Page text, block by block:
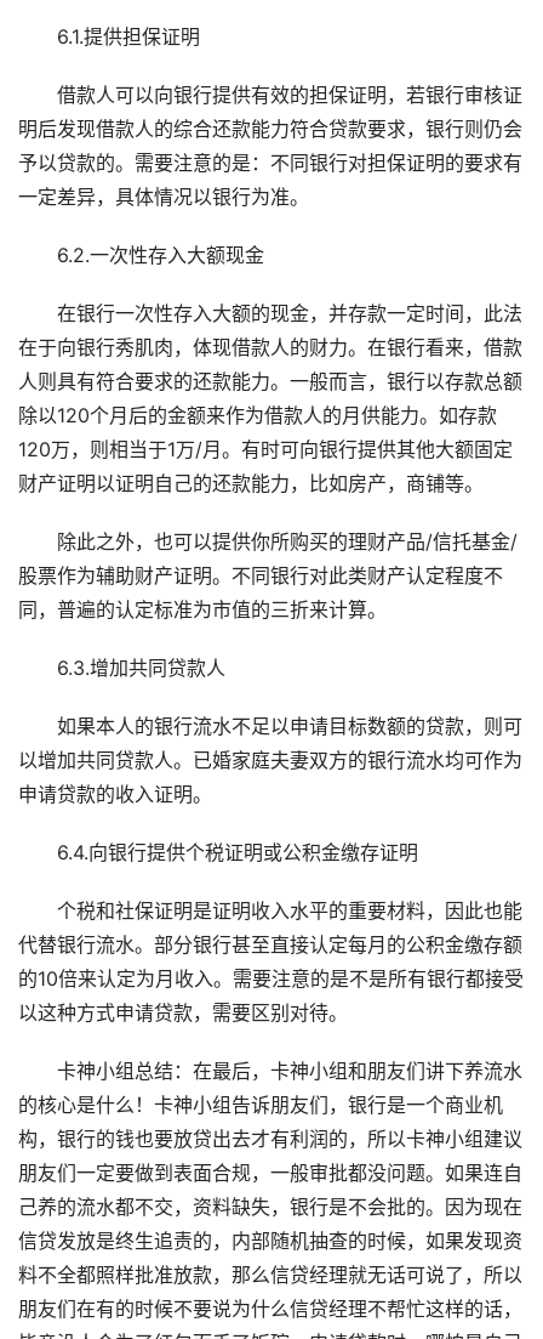
6.1.提供担保证明
借款人可以向银行提供有效的担保证明，若银行审核证
明后发现借款人的综合还款能力符合贷款要求，银行则仍会
予以贷款的。需要注意的是：不同银行对担保证明的要求有
一定差异，具体情况以银行为准。
6.2.一次性存入大额现金
在银行一次性存入大额的现金，并存款一定时间，此法
在于向银行秀肌肉，体现借款人的财力。在银行看来，借款
人则具有符合要求的还款能力。一般而言，银行以存款总额
除以120个月后的金额来作为借款人的月供能力。如存款
120万，则相当于1万/月。有时可向银行提供其他大额固定
财产证明以证明自己的还款能力，比如房产，商铺等。
除此之外，也可以提供你所购买的理财产品/信托基金/
股票作为辅助财产证明。不同银行对此类财产认定程度不
同，普遍的认定标准为市值的三折来计算。
6.3.增加共同贷款人
如果本人的银行流水不足以申请目标数额的贷款，则可
以增加共同贷款人。已婚家庭夫妻双方的银行流水均可作为
申请贷款的收入证明。
6.4.向银行提供个税证明或公积金缴存证明
个税和社保证明是证明收入水平的重要材料，因此也能
代替银行流水。部分银行甚至直接认定每月的公积金缴存额
的10倍来认定为月收入。需要注意的是不是所有银行都接受
以这种方式申请贷款，需要区别对待。
卡神小组总结：在最后，卡神小组和朋友们讲下养流水
的核心是什么！卡神小组告诉朋友们，银行是一个商业机
构，银行的钱也要放贷出去才有利润的，所以卡神小组建议
朋友们一定要做到表面合规，一般审批都没问题。如果连自
己养的流水都不交，资料缺失，银行是不会批的。因为现在
信贷发放是终生追责的，内部随机抽查的时候，如果发现资
料不全都照样批准放款，那么信贷经理就无话可说了，所以
朋友们在有的时候不要说为什么信贷经理不帮忙这样的话，